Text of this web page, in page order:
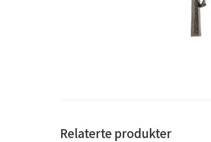
Relaterte produkter